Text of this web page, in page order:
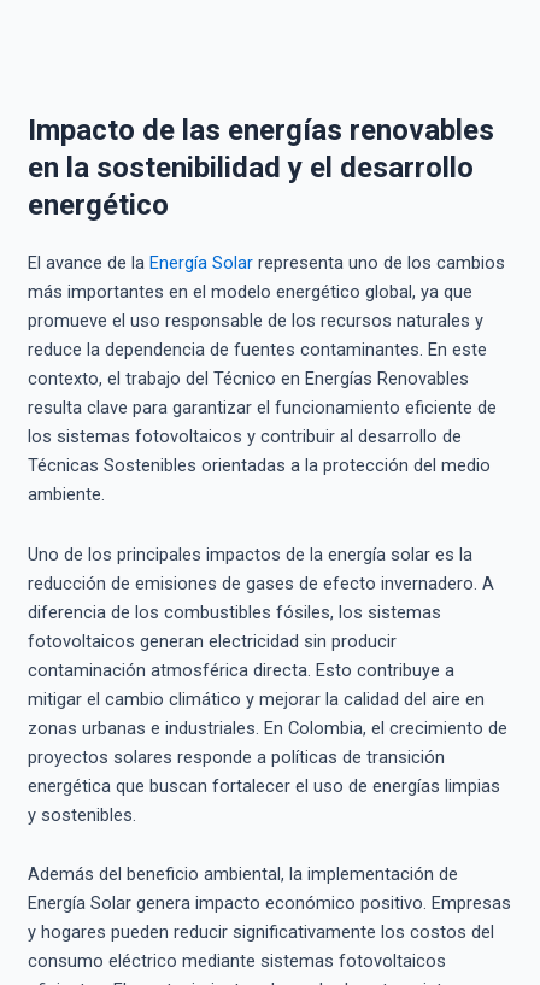
Impacto de las energías renovables
en la sostenibilidad y el desarrollo
energético
El avance de la Energía Solarrepresenta uno de los cambios
más importantes en el modelo energético global, ya que
promueve el uso responsable de los recursos naturales y
reduce la dependencia de fuentes contaminantes. En este
contexto, el trabajo del Técnico en Energías Renovables
resulta clave para garantizar el funcionamiento eficiente de
los sistemas fotovoltaicos y contribuir al desarrollo de
Técnicas Sostenibles orientadas a la protección del medio
ambiente.
Uno de los principales impactos de la energía solar es la
reducción de emisiones de gases de efecto invernadero. A
diferencia de los combustibles fósiles, los sistemas
fotovoltaicos generan electricidad sin producir
contaminación atmosférica directa. Esto contribuye a
mitigar el cambio climático y mejorar la calidad del aire en
zonas urbanas e industriales. En Colombia, el crecimiento de
proyectos solares responde a políticas de transición
energética que buscan fortalecer el uso de energías limpias
y sostenibles.
Además del beneficio ambiental, la implementación de
Energía Solar genera impacto económico positivo. Empresas
y hogares pueden reducir significativamente los costos del
consumo eléctrico mediante sistemas fotovoltaicos